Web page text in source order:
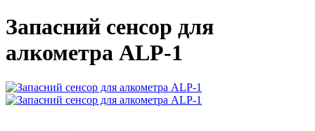
Запасний сенсор для
алкометра ALP-1